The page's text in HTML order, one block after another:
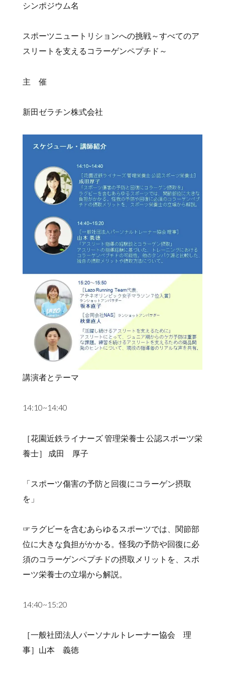
シンポジウム名
スポーツニュートリションへの挑戦～すべてのア
スリートを支えるコラーゲンペプチド～
主 催
新田ゼラチン株式会社
講演者とテーマ
14:10~14:40
［花園近鉄ライナーズ 管理栄養士 公認スポーツ栄
養士］ 成田 厚子
「スポーツ傷害の予防と回復にコラーゲン摂取
を」
☞ラグビーを含むあらゆるスポーツでは、関節部
位に大きな負担がかかる。怪我の予防や回復に必
須のコラーゲンペプチドの摂取メリットを、スポ
ーツ栄養士の立場から解説。
14:40~15:20
［一般社団法人パーソナルトレーナー協会 理
事］山本 義徳